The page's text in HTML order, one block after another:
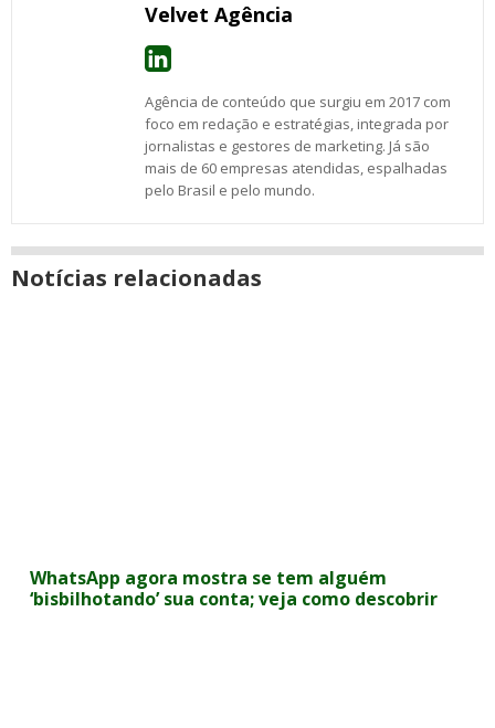
Velvet Agência
Agência de conteúdo que surgiu em 2017 com
foco em redação e estratégias, integrada por
jornalistas e gestores de marketing. Já são
mais de 60 empresas atendidas, espalhadas
pelo Brasil e pelo mundo.
Notícias relacionadas
WhatsApp agora mostra se tem alguém
‘bisbilhotando’ sua conta; veja como descobrir